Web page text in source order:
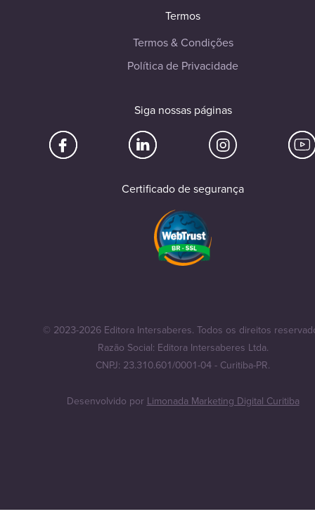
Termos
Termos & Condições
Política de Privacidade
Siga nossas páginas
Certificado de segurança
© 2023-2026 Editora Intersaberes. Todos os direitos
Razão Social: Editora Intersaberes Ltda.
CNPJ: 23.310.601/0001-04 - Curitiba-PR.
Desenvolvido por Limonada Marketing Digital Curitiba